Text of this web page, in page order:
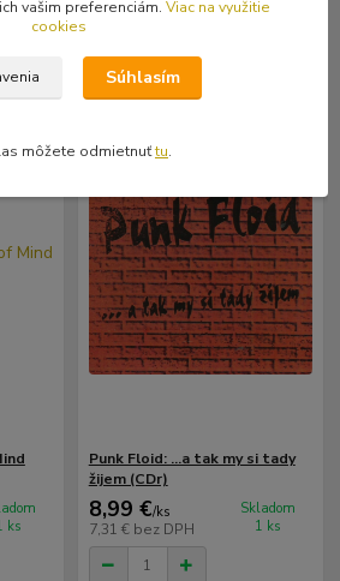
ks
Punk Floid: ...a tak my si tady
žijem (CDr)
8,99 €/ks
7,31 € bez DPH
Skladom
1 ks
vašim preferenciám. Viac na využitie
cookies
Súhlasím
môžete odmietnuťtu.